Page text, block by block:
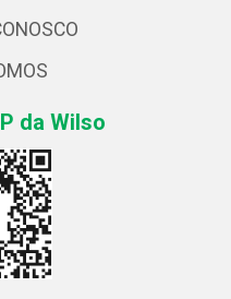
da Wilso